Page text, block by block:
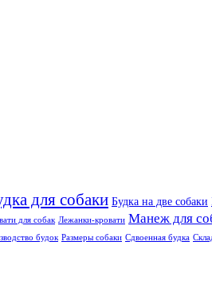
для собаки Будка на две собаки
для собак Лежанки-кровати Манеж для
будок Размеры собаки Сдвоенная будка